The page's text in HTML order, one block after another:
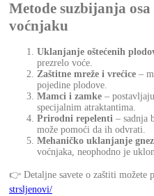
Metode suzbijanja
voćnjaku
Uklanjanje oštećenih
prezrelo voće.
Zaštitne mreže i vrećice –
pojedine plodove.
Mamci i zamke –
specijalnim atraktantima.
Prirodni repelenti – sadnja
može pomoći da ih odvrati.
Mehaničko uklanjanje
voćnjaka, neophodno je
👉 Detaljne savete o zaštiti možete
strsljenovi/